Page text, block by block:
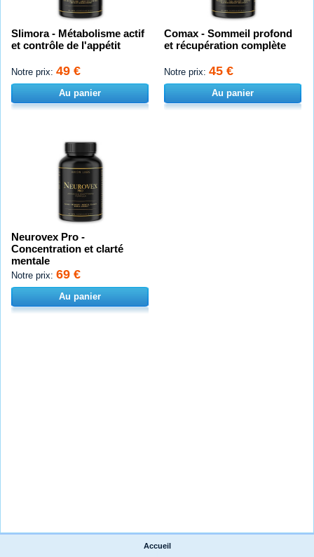
Slimora - Métabolisme actif
et contrôle de l'appétit
Notre prix: 49 €
Au panier
Comax - Sommeil profond
et récupération complète
Notre prix: 45 €
Au panier
Neurovex Pro -
Concentration et clarté
mentale
Notre prix: 69 €
Au panier
Accueil